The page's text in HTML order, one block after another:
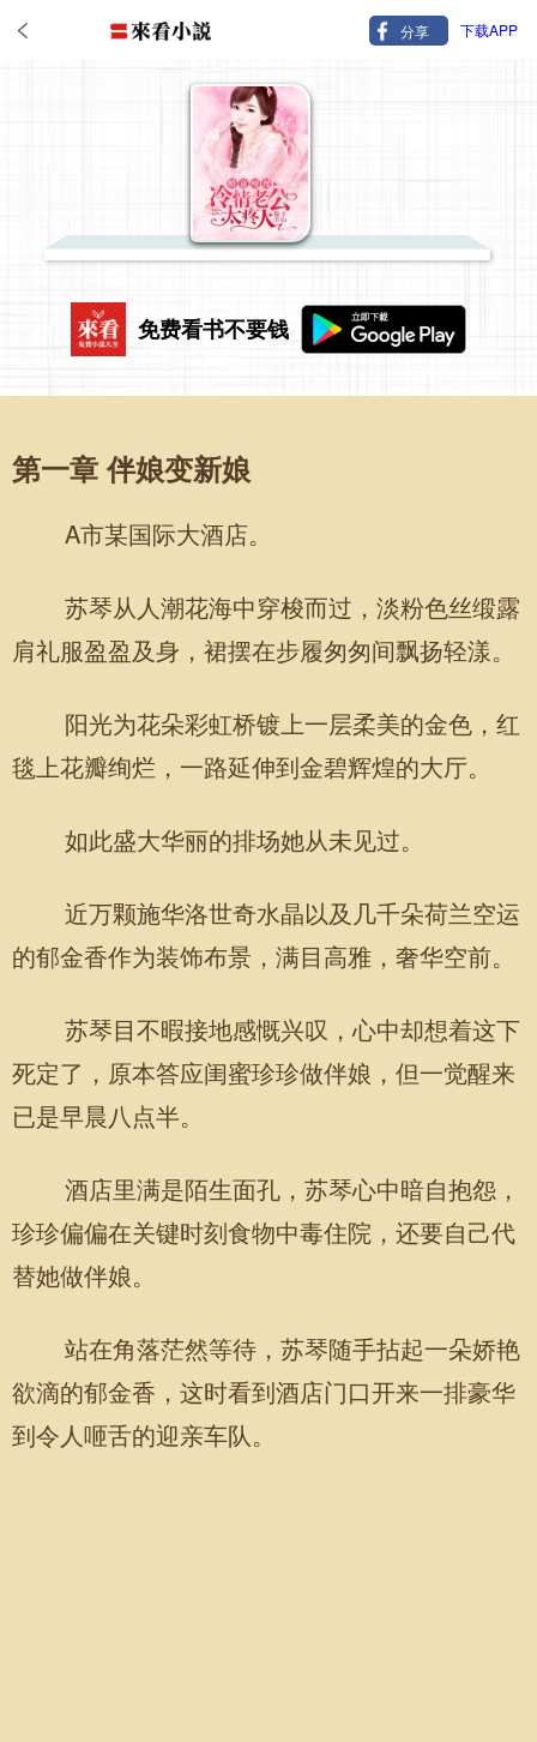
分享 下载APP
免费看书不要钱
第一章 伴娘变新娘
A市某国际大酒店。
苏琴从人潮花海中穿梭而过，淡粉色丝缎露
肩礼服盈盈及身，裙摆在步履匆匆间飘扬轻漾。
阳光为花朵彩虹桥镀上一层柔美的金色，红
毯上花瓣绚烂，一路延伸到金碧辉煌的大厅。
如此盛大华丽的排场她从未见过。
近万颗施华洛世奇水晶以及几千朵荷兰空运
的郁金香作为装饰布景，满目高雅，奢华空前。
苏琴目不暇接地感慨兴叹，心中却想着这下
死定了，原本答应闺蜜珍珍做伴娘，但一觉醒来
已是早晨八点半。
酒店里满是陌生面孔，苏琴心中暗自抱怨，
珍珍偏偏在关键时刻食物中毒住院，还要自己代
替她做伴娘。
站在角落茫然等待，苏琴随手拈起一朵娇艳
欲滴的郁金香，这时看到酒店门口开来一排豪华
到令人咂舌的迎亲车队。